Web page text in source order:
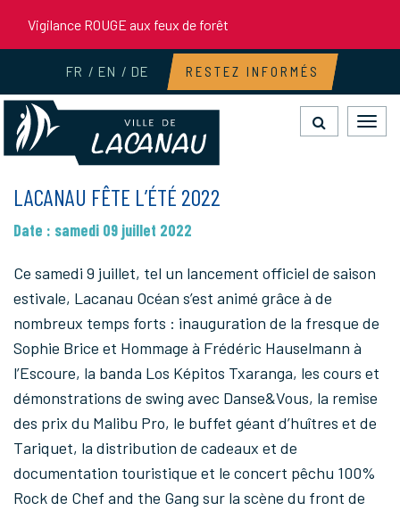
Vigilance ROUGE aux feux de forêt
FR EN DE RESTEZ INFORMÉS
LACANAU FÊTE L’ÉTÉ 2022
Date : samedi 09 juillet 2022
Ce samedi 9 juillet, tel un lancement officiel de saison
estivale, Lacanau Océan s’est animé grâce à de
nombreux temps forts : inauguration de la fresque de
Sophie Brice et Hommage à Frédéric Hauselmann à
l’Escoure, la banda Los Képitos Txaranga, les cours et
démonstrations de swing avec Danse&Vous, la remise
des prix du Malibu Pro, le buffet géant d’huîtres et de
Tariquet, la distribution de cadeaux et de
documentation touristique et le concert pêchu 100%
Rock de Chef and the Gang sur la scène du front de